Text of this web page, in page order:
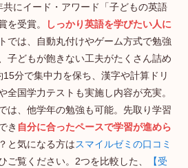
にイード・アワード「子どもの英語
を受賞。
しっかり英語を学びたい人に
では、自動丸付けやゲーム方式で勉強
子どもが飽きない工夫がたくさん詰め
分で集中力を保ち、漢字や計算ドリ
全国学力テストも実施し内容が充実。
は、他学年の勉強も可能。先取り学習
き 自分に合ったペースで学習が進めら
と気になる方はスマイルゼミの口コミ
ご覧ください。2つを比較した、
【受